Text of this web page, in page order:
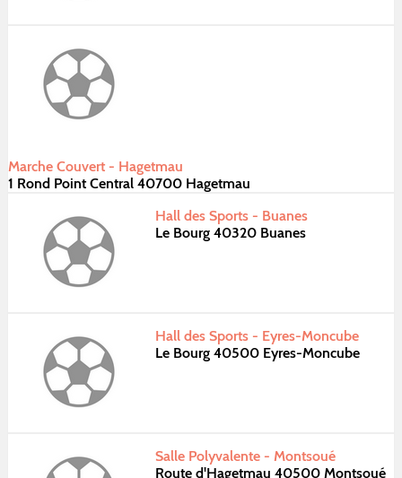
Marche Couvert - Hagetmau
1 Rond Point Central 40700 Hagetmau
Hall des Sports - Buanes
Le Bourg 40320 Buanes
Hall des Sports - Eyres-Moncube
Le Bourg 40500 Eyres-Moncube
Salle Polyvalente - Montsoué
Route d'Hagetmau 40500 Montsoué